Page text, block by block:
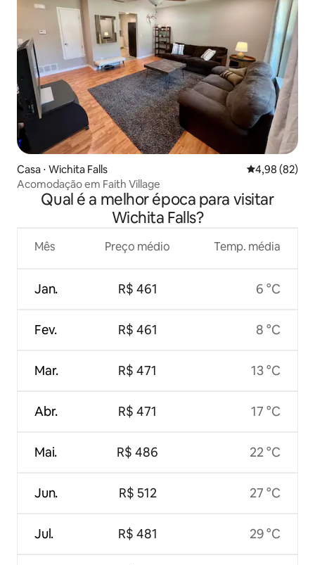
Casa ⋅ Wichita Falls 4,98 de uma
4,98 (82)
Acomodação em Faith Village
Qual é a melhor época para visitar
Wichita Falls?
Mês
Jan.
Fev.
Mar.
Abr.
Mai.
Jun.
Jul.
Preço médio
R$ 461
R$ 461
R$ 471
R$ 471
R$ 486
R$ 512
R$ 481
Temp. média
6 °C
8 °C
13 °C
17 °C
22 °C
27 °C
29 °C